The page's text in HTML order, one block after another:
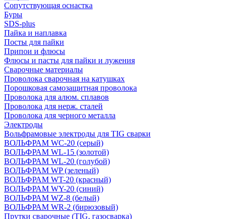
Сопутствующая оснастка
Буры
SDS-plus
Пайка и наплавка
Посты для пайки
Припои и флюсы
Флюсы и пасты для пайки и лужения
Сварочные материалы
Проволока сварочная на катушках
Порошковая самозащитная проволока
Проволока для алюм. сплавов
Проволока для нерж. сталей
Проволока для черного металла
Электроды
Вольфрамовые электроды для TIG сварки
ВОЛЬФРАМ WC-20 (серый)
ВОЛЬФРАМ WL-15 (золотой)
ВОЛЬФРАМ WL-20 (голубой)
ВОЛЬФРАМ WP (зеленый)
ВОЛЬФРАМ WT-20 (красный)
ВОЛЬФРАМ WY-20 (синий)
ВОЛЬФРАМ WZ-8 (белый)
ВОЛЬФРАМ WR-2 (бирюзовый)
Прутки сварочные (TIG, газосварка)